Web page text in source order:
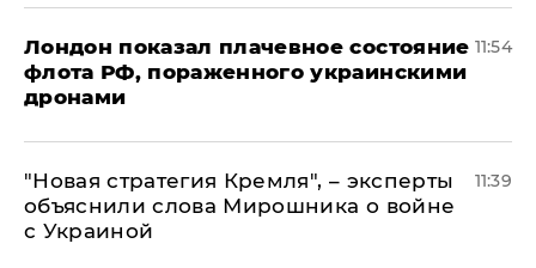
Лондон показал плачевное состояние
флота РФ, пораженного украинскими
дронами
11:54
"Новая стратегия Кремля", – эксперты
объяснили слова Мирошника о войне
с Украиной
11:39